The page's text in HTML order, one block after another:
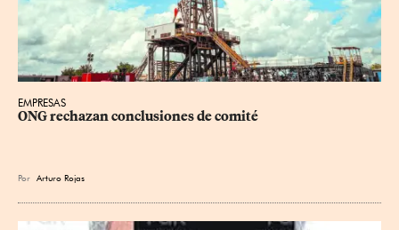
EMPRESAS
ONG rechazan conclusiones de comité
Por Arturo Rojas